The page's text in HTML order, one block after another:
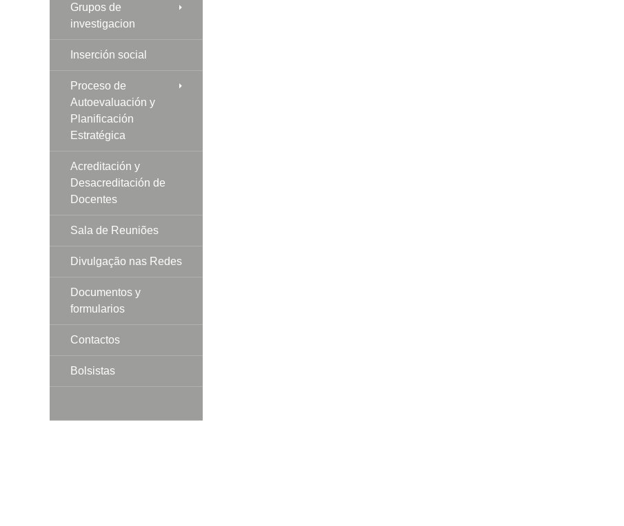
Grupos de
investigacion
Inserción social
Proceso de
Autoevaluación y
Planificación
Estratégica
Acreditación y
Desacreditación de
Docentes
Sala de Reuniões
Divulgação nas Redes
Documentos y
formularios
Contactos
Bolsistas